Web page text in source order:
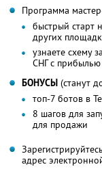
Программа
быстрый старт
других
узнаете схему
СНГ с
БОНУСЫ (станут
топ-7 ботов в
8 шагов для
для продажи
адрес